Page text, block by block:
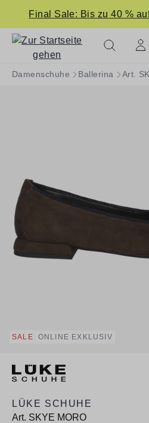
springen
Final Sale: Bis zu 40 %
Damenschuhe Ballerina Art.
SALE ONLINE EXKLUSIV
LÜKE SCHUHE
Art. SKYE MORO